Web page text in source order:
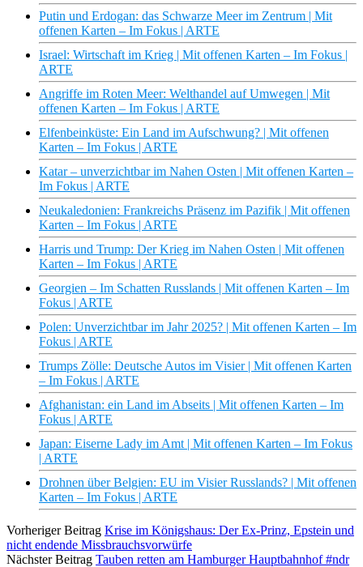
Putin und Erdogan: das Schwarze Meer im Zentrum | Mit
offenen Karten – Im Fokus | ARTE
Israel: Wirtschaft im Krieg | Mit offenen Karten – Im Fokus |
ARTE
Angriffe im Roten Meer: Welthandel auf Umwegen | Mit
offenen Karten – Im Fokus | ARTE
Elfenbeinküste: Ein Land im Aufschwung? | Mit offenen
Karten – Im Fokus | ARTE
Katar – unverzichtbar im Nahen Osten | Mit offenen Karten –
Im Fokus | ARTE
Neukaledonien: Frankreichs Präsenz im Pazifik | Mit offenen
Karten – Im Fokus | ARTE
Harris und Trump: Der Krieg im Nahen Osten | Mit offenen
Karten – Im Fokus | ARTE
Georgien – Im Schatten Russlands | Mit offenen Karten – Im
Fokus | ARTE
Polen: Unverzichtbar im Jahr 2025? | Mit offenen Karten – Im
Fokus | ARTE
Trumps Zölle: Deutsche Autos im Visier | Mit offenen Karten
– Im Fokus | ARTE
Afghanistan: ein Land im Abseits | Mit offenen Karten – Im
Fokus | ARTE
Japan: Eiserne Lady im Amt | Mit offenen Karten – Im Fokus
| ARTE
Drohnen über Belgien: EU im Visier Russlands? | Mit offenen
Karten – Im Fokus | ARTE
Vorheriger Beitrag Krise im Königshaus: Der Ex-Prinz, Epstein und
nicht endende Missbrauchsvorwürfe
Nächster Beitrag Tauben retten am Hamburger Hauptbahnhof #ndr